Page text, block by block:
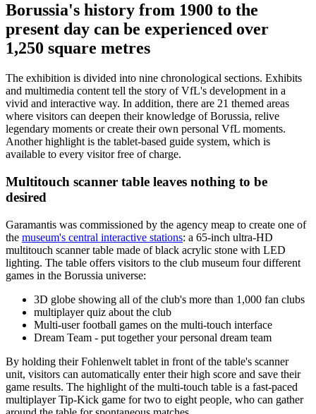
Borussia's history from 1900 to the
present day can be experienced over
1,250 square metres
The exhibition is divided into nine chronological sections. Exhibits
and multimedia content tell the story of VfL's development in a
vivid and interactive way. In addition, there are 21 themed areas
where visitors can deepen their knowledge of Borussia, relive
legendary moments or create their own personal VfL moments.
Another highlight is the tablet-based guide system, which is
available to every visitor free of charge.
Multitouch scanner table leaves nothing to be
desired
Garamantis was commissioned by the agency meap to create one of
the museum's central interactive stations: a 65-inch ultra-HD
multitouch scanner table made of black acrylic stone with LED
lighting. The table offers visitors to the club museum four different
games in the Borussia universe:
3D globe showing all of the club's more than 1,000 fan clubs
multiplayer quiz about the club
Multi-user football games on the multi-touch interface
Dream Team - put together your personal dream team
By holding their Fohlenwelt tablet in front of the table's scanner
unit, visitors can automatically enter their high score and save their
game results. The highlight of the multi-touch table is a fast-paced
multiplayer Tip-Kick game for two to eight people, who can gather